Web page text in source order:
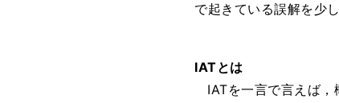
で起きている誤解を少
IATとは
IATを一言で言えば